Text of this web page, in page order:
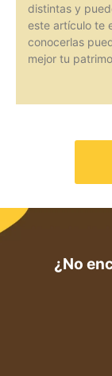
distintas y
este artículo te
conocerlas
mejor tu
¿No